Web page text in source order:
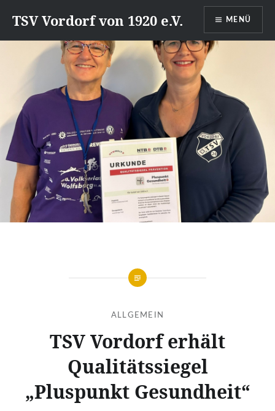
zumTSV Vordorf von 1920 e.V. MENÜ
ALLGEMEIN
TSV Vordorf erhält
Qualitätssiegel
„Pluspunkt Gesundheit“